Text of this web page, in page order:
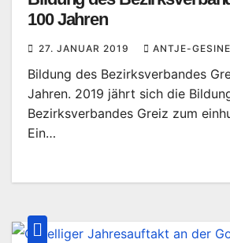
100 Jahren
27. JANUAR 2019 ANTJE-
Bildung des Bezirksverbandes
Jahren. 2019 jährt sich die
Bezirksverbandes Greiz zum
Ein…